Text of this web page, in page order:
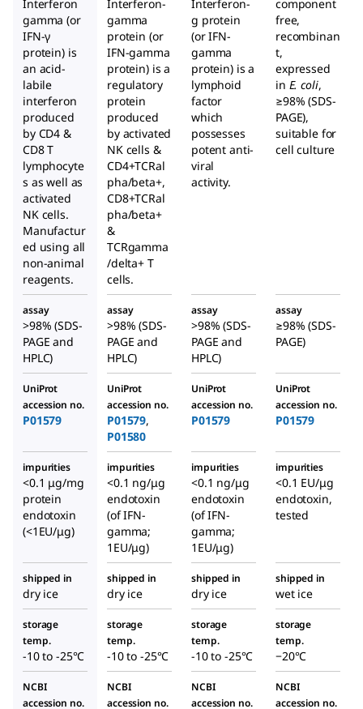
tierfr
ei
ein
der
Mau
s
men
schli
Interferon
gamma (or
IFN-γ
protein) is
an acid-
labile
interferon
produced
by CD4 &
CD8 T
lymphocyte
s as well as
activated
NK cells.
Manufactur
ed using all
non-animal
reagents.
Interferon-
gamma
protein (or
IFN-gamma
protein) is a
regulatory
protein
produced
by activated
NK cells &
CD4+TCRal
pha/beta+,
CD8+TCRal
pha/beta+
&
TCRgamma
/delta+ T
cells.
Interferon-
g protein
(or IFN-
gamma
protein) is a
lymphoid
factor
which
possesses
potent anti-
viral
activity.
component
free,
recombinan
t,
expressed
in E. coli,
≥98% (SDS-
PAGE),
suitable for
cell culture
assay
>98% (SDS-
PAGE and
HPLC)
assay
>98% (SDS-
PAGE and
HPLC)
assay
>98% (SDS-
PAGE and
HPLC)
assay
≥98% (SDS-
PAGE)
UniProt
accession no.
P01579
UniProt
accession no.
P01579,
P01580
UniProt
accession no.
P01579
UniProt
accession no.
P01579
impurities
<0.1 μg/mg
protein
endotoxin
(<1EU/μg)
impurities
<0.1 ng/μg
endotoxin
(of IFN-
gamma;
1EU/μg)
impurities
<0.1 ng/μg
endotoxin
(of IFN-
gamma;
1EU/μg)
impurities
<0.1 EU/μg
endotoxin,
tested
shipped in
dry ice
shipped in
dry ice
shipped in
dry ice
shipped in
wet ice
storage
temp.
-10 to -25°C
storage
temp.
-10 to -25°C
storage
temp.
-10 to -25°C
storage
temp.
−20°C
NCBI
accession no.
NCBI
accession no.
NCBI
accession no.
NCBI
accession no.